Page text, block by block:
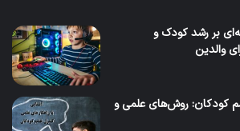
بر رشد کودک و
والدین
کودکان: روش‌های علمی و